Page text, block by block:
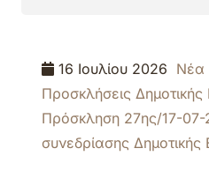
16 Ιουλίου 2026 Νέα
Προσκλήσεις Δημοτικής
Πρόσκληση 27ης/17-07-
συνεδρίασης Δημοτικής